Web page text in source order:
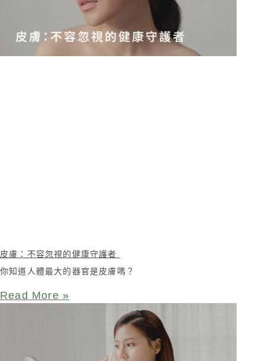
皮膚：不容忽視的健康守護者
你知道人體最大的器官是皮膚嗎？
Read More »